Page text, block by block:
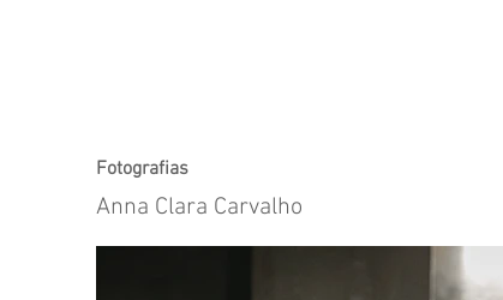
Fotografias
Anna Clara Carvalho